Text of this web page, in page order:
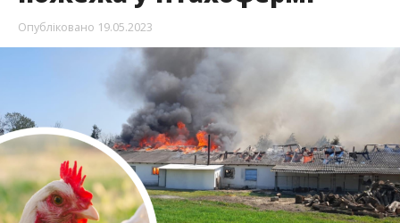
Опубліковано 19.05.2023